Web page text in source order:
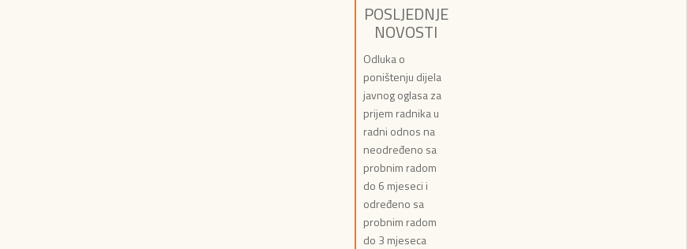
POSLJEDNJE
NOVOSTI
Odluka o
poništenju dijela
javnog oglasa za
prijem radnika u
radni odnos na
neodređeno sa
probnim radom
do 6 mjeseci i
određeno sa
probnim radom
do 3 mjeseca